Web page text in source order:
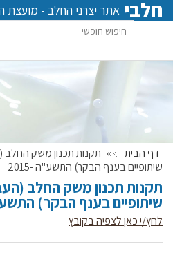
חלבי אתר יצרני החלב - מועצת
דף הבית » תקנות תכנון משק החלב
שיתופיים בענף הבקר) התשע"ה -2015
תקנות תכנון משק החלב
שיתופיים בענף הבקר) התשע"ה
לחץ/י כאן לצפיה בקובץ